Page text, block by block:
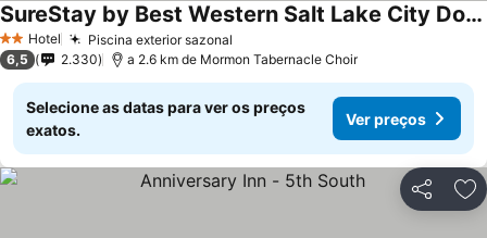
2 Estrelas
Hotel Piscina exterior sazonal
SureStay by Best Western Salt Lake City Downtown
6,5 2.330 a 2.6 km de Mormon Tabernacle Choir
Selecione as datas para ver os preços
exatos.
Ver preços
Partilhar